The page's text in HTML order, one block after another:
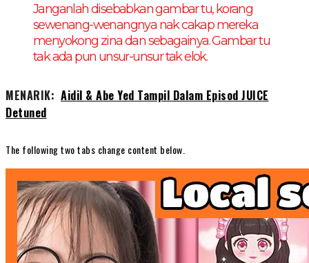
Janganlah disebabkan gambar tu, korang
sewenang-wenangnya nak cakap mereka
menyokong zina dan sebagainya. Gambar tu
tak ada pun unsur-unsur tak elok.
MENARIK: Aidil & Abe Yed Tampil Dalam Episod JUICE
Detuned
The following two tabs change content below.